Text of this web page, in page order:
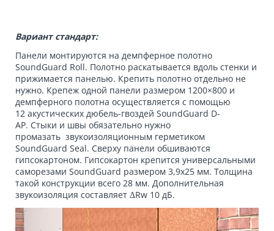
Вариант стандарт:
Панели монтируются на демпферное полотно
SoundGuard Roll. Полотно раскатывается вдоль стенки и
прижимается панелью. Крепить полотно отдельно не
нужно. Крепеж одной панели размером 1200×800 и
демпферного полотна осуществляется с помощью
12 акустических дюбель-гвоздей SoundGuard D-
AP. Стыки и швы обязательно нужно
промазать звукоизоляционным герметиком
SoundGuard Seal. Сверху панели обшиваются
гипсокартоном. Гипсокартон крепится универсальными
саморезами SoundGuard размером 3,9x25 мм. Толщина
такой конструкции всего 28 мм. Дополнительная
звукоизоляция составляет ΔRw 10 дБ.